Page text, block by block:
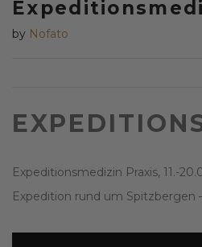
by Nofato
Expeditionsmedizin Praxis, 11.-
Expedition rund um Spitzbergen